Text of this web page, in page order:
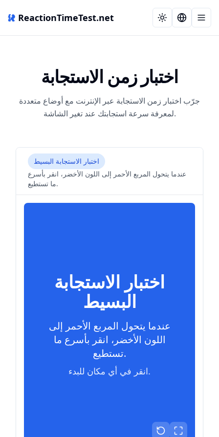
ReactionTimeTest.net
اختبار زمن الاستجابة
جرّب اختبار زمن الاستجابة عبر الإنترنت مع أوضاع متعددة
لمعرفة سرعة استجابتك عند تغير الشاشة.
اختبار الاستجابة البسيط
عندما يتحول المربع الأحمر إلى اللون الأخضر، انقر بأسرع
ما تستطيع.
اختبار الاستجابة
البسيط
عندما يتحول المربع الأحمر إلى
اللون الأخضر، انقر بأسرع ما
تستطيع.
انقر في أي مكان للبدء.